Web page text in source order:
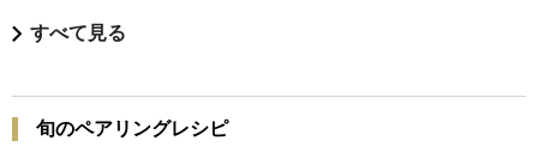
すべて見る
旬のペアリングレシピ